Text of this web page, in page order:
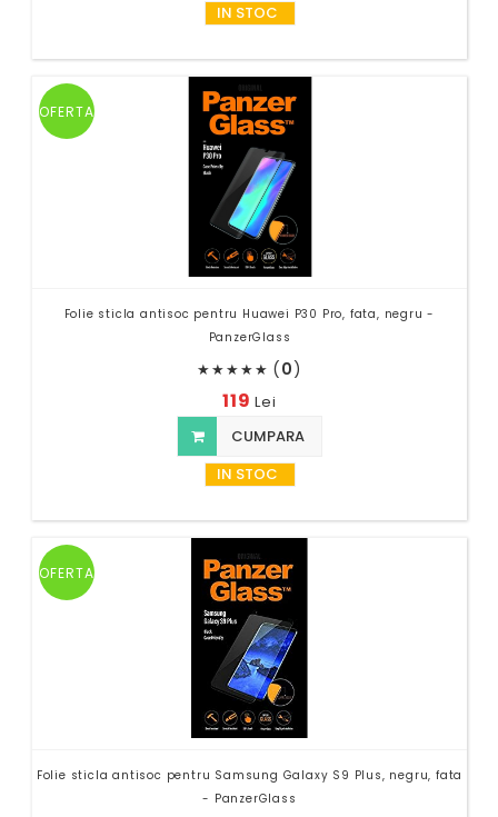
IN STOC
OFERTA
Folie sticla antisoc pentru Huawei P30 Pro, fata, negru -
PanzerGlass
★★★★★ (0)
119Lei
CUMPARA
IN STOC
OFERTA
Folie sticla antisoc pentru Samsung Galaxy S9 Plus, negru, fata
- PanzerGlass